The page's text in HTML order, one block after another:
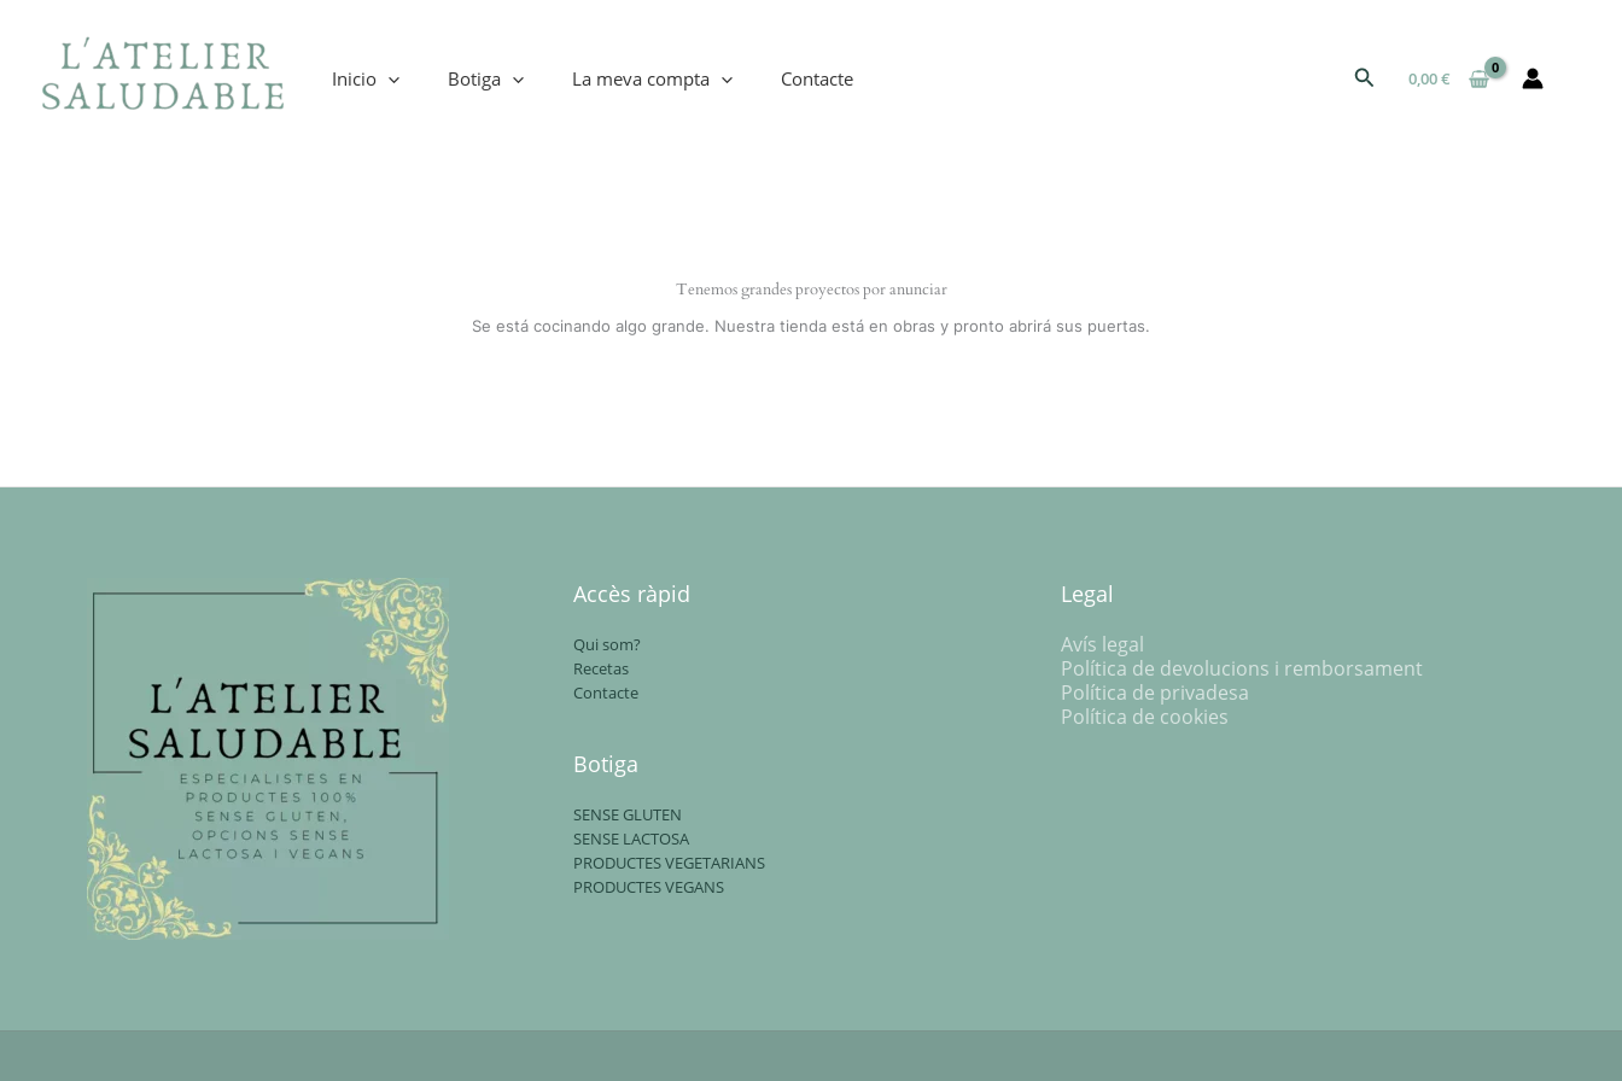
contenido
Inicio Botiga La meva compta Contacte Buscar0,00€
Tenemos grandes proyectos por anunciar
Se está cocinando algo grande. Nuestra tienda está en obras y pronto abrirá sus puertas.
Accès ràpid
Qui som?
Recetas
Contacte
Botiga
SENSE GLUTEN
SENSE LACTOSA
PRODUCTES VEGETARIANS
PRODUCTES VEGANS
Legal
Avís legal
Política de devolucions i remborsament
Política de privadesa
Política de cookies